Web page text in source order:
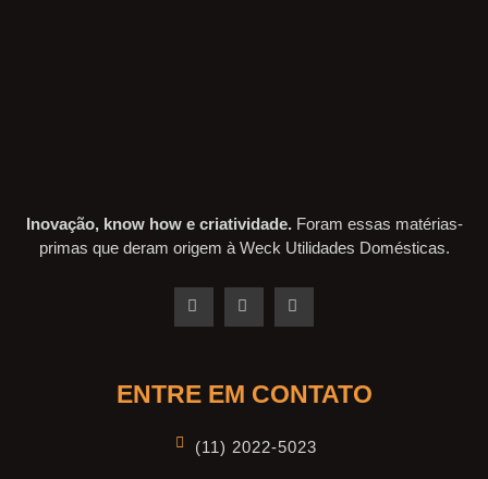
Inovação, know how e criatividade. Foram essas matérias-
primas que deram origem à Weck Utilidades Domésticas.
ENTRE EM CONTATO
(11) 2022-5023